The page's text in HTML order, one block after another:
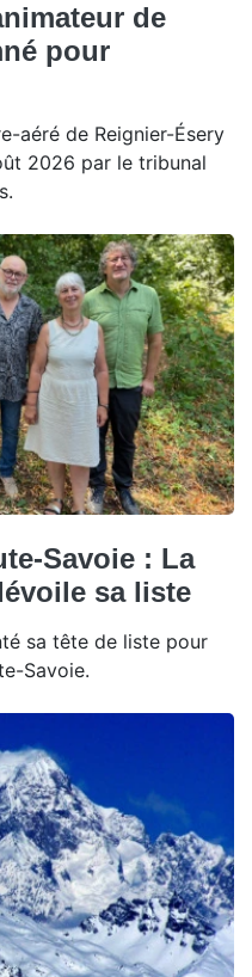
de
pour
aéré de Reignier-Ésery
2026 par le tribunal
Savoie : La
sa liste
sa tête de liste pour
Savoie.